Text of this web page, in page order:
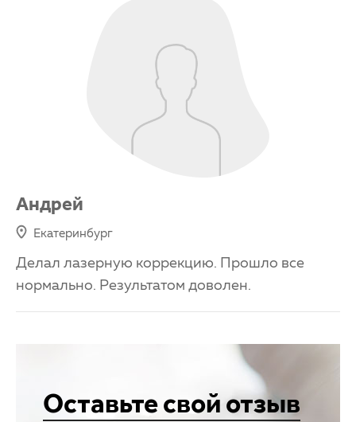
Андрей
Екатеринбург
Делал лазерную коррекцию. Прошло все
нормально. Результатом доволен.
Оставьте свой отзыв